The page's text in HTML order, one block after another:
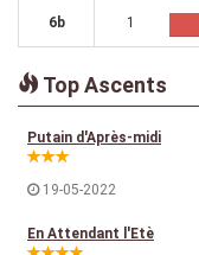
6b 1
Top Ascents
Putain d'Après-midi
19-05-2022
En Attendant l'Etè